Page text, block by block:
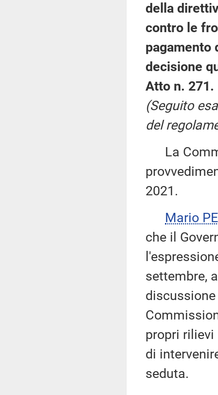
della
contro le
pagamento
decisione
Atto n. 271.
(Seguito
del
La
2021.
Mario
che il
settembre,
propri rilievi
di
seduta.